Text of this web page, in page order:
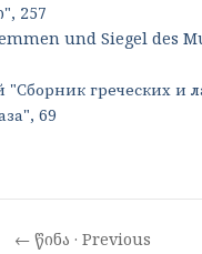
257
und Siegel des
"Сборник греческих и
69
← წინა · Previous